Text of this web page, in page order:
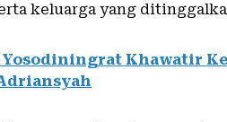
keluarga yang
Yosodiningrat Khawatir